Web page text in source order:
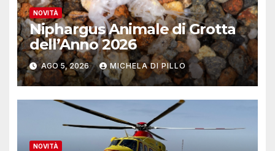
NOVITÀ
Niphargus Animale di Grotta
dell’Anno 2026
AGO 5, 2026 MICHELA DI PILLO
NOVITÀ